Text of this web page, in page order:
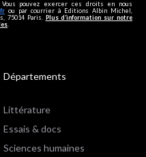
Vous pouvez exercer ces droits en nous
ou par courrier à Editions Albin Michel,
75014 Paris. Plus d’information sur notre
Départements
Littérature
Essais & docs
Sciences humaines